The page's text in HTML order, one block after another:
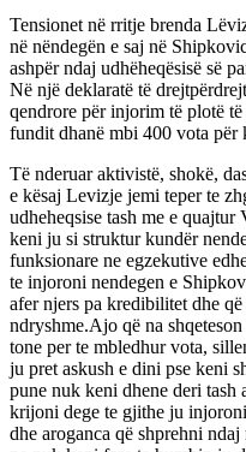
Tensionet në rritje brenda
në nëndegën e saj në
ashpër ndaj udhëheqësisë së
Në një deklaratë të
qendrore për injorim të plotë
fundit dhanë mbi 400 vota
Të nderuar aktivistë, shokë,
e kësaj Levizje jemi teper te
udheheqsise tash me e
keni ju si struktur kundër
funksionare ne egzekutive
te injoroni nendegen e
afer njers pa kredibilitet dhe
ndryshme.Ajo që na
tone per te mbledhur vota,
ju pret askush e dini pse keni
pune nuk keni dhene deri tash
krijoni dege te gjithe ju
dhe aroganca që shprehni